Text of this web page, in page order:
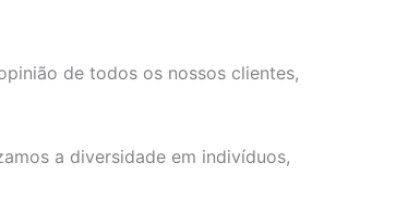
de todos os nossos clientes,
a diversidade em indivíduos,